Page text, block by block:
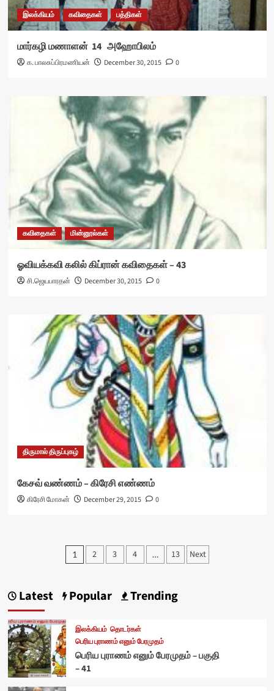
இலக்கியம் கவிதைகள் பத்திகள்
மார்கழி மணாளன் 14 அஹோபிலம்
க. பாலசுப்பிரமணியன் December 30, 2015 0
கவிதைகள் மின்னூல்கள்
ஓவியக்கவி கலில் கிப்ரான் கவிதைகள் – 43
சி.ஜெயபாரதன் December 30, 2015 0
திருமால் திருப்புகழ்
கேசவ் வண்ணம் – கிரேசி எண்ணம்
கிரேசி மோகன் December 29, 2015 0
Posts
1 2 3 4 … 13 Next
Latest Popular Trending
இலக்கியம் தொடர்கள்
பெரிய புராணம் எனும் பேரமுதம்
பெரிய புராணம் எனும் பேரமுதம் – பகுதி
– 41